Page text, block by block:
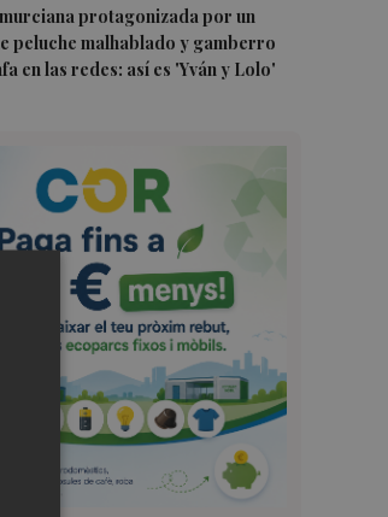
protagonizada por un
peluche malhablado y gamberro
en las redes: así es 'Yván y Lolo'